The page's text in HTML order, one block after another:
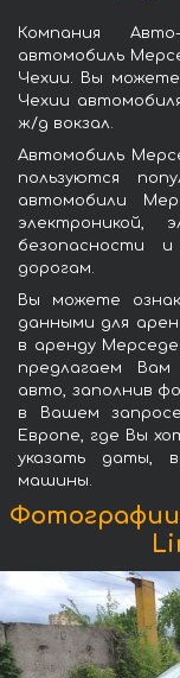
Компания
автомобиль
Чехии. Вы
Чехии
ж/д вокзал.
Автомобиль
пользуются
автомобили
электроникой,
безопасности
дорогам.
Вы можете
данными для
в аренду
предлагаем
авто, заполнив
в Вашем
Европе, где Вы
указать даты,
машины.
Фотографии